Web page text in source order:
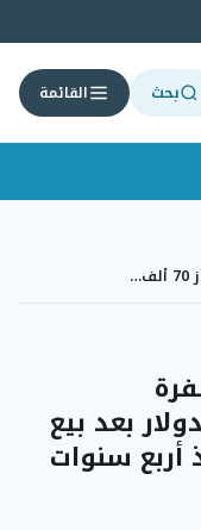
بحث القائمة
70 ألف دولار بعد بيع
أربع سنوات